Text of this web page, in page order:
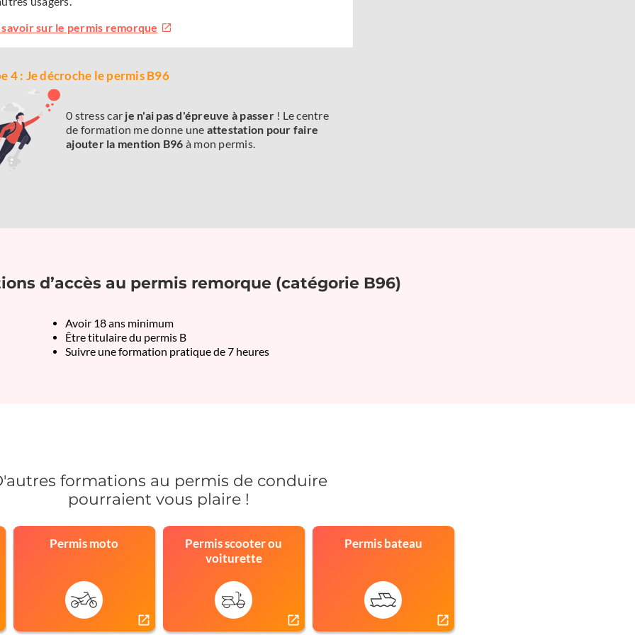
sur le permis remorque
4 : Je décroche le permis B96
0 stress car je n'ai pas d'épreuve à passer! Le centre
de formation me donne une attestation pour faire
ajouter la mention B96 à mon permis.
d’accès au permis remorque (catégorie B96)
Avoir 18 ans minimum
Être titulaire du permis B
Suivre une formation pratique de 7 heures
formations au permis de conduire
pourraient vous plaire !
Permis moto
Permis scooter ou
voiturette
Permis bateau